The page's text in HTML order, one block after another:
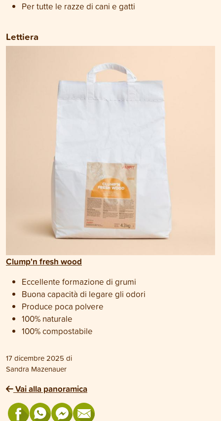
Per tutte le razze di cani e gatti
Lettiera
Clump'n fresh wood
Eccellente formazione di grumi
Buona capacità di legare gli odori
Produce poca polvere
100% naturale
100% compostabile
17 dicembre 2025 di
Sandra Mazenauer
Vai alla panoramica